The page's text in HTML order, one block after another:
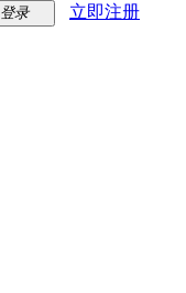
登录
立即注册